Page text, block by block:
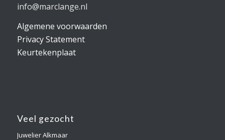
info@marclange.nl
Algemene voorwaarden
Privacy Statement
Keurtekenplaat
Veel gezocht
Juwelier Alkmaar